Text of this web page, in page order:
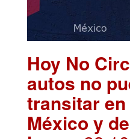
Hoy No
autos no
transitar en
México y